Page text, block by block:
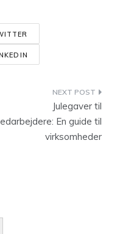
Julegaver til
En guide til
virksomheder